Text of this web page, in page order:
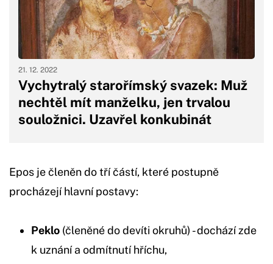
Vychytralý starořímský svazek: Muž
nechtěl mít manželku, jen trvalou
souložnici. Uzavřel konkubinát
21. 12. 2022
Epos je členěn do tří částí, které postupně
procházejí hlavní postavy:
Peklo (členěné do devíti okruhů) - dochází zde
k uznání a odmítnutí hříchu,